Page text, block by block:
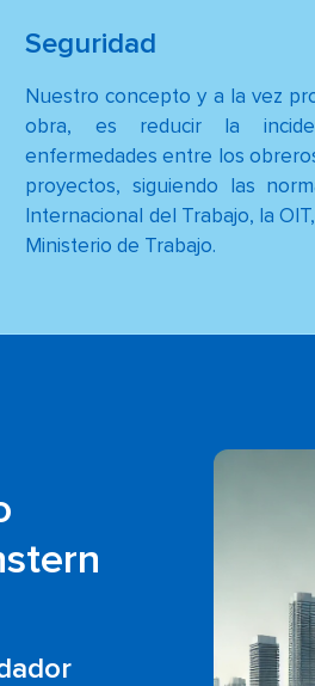
Seguridad
Nuestro concepto y a la vez
obra, es reducir la
enfermedades entre los
proyectos, siguiendo las
Internacional del Trabajo, la
Ministerio de Trabajo.